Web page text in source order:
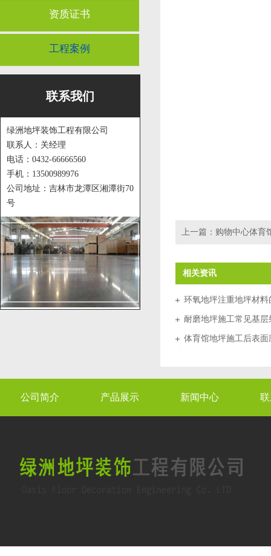
资质证书
工程案例
联系我们
绿洲地坪装饰工程有限公司
联系人：关经理
电话：0432-66666560
手机：13500989976
公司地址：吉林市龙潭区湘潭街70
号
上一篇： 购物中心体育
相关资讯
环氧地坪注重地坪材料
耐磨地坪施工常见基
体育馆地坪施工后表
公司简介 产品展示 新闻中心